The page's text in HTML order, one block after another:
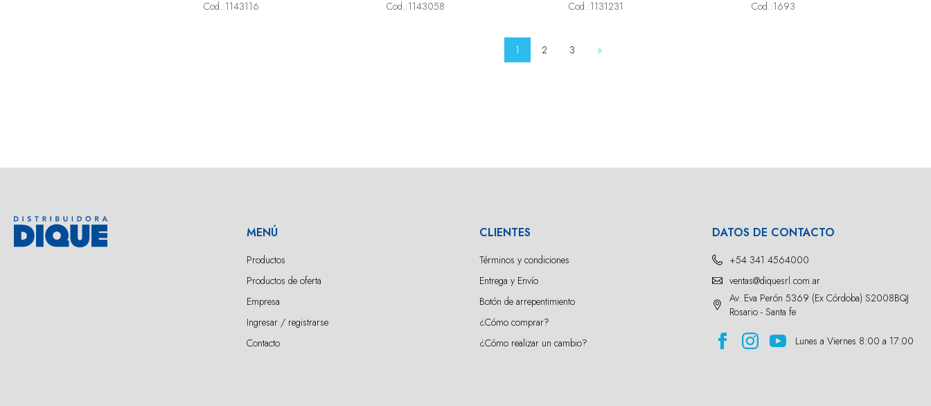
Cod.:1143116
Cod.:1143058
Cod.:1131231
Cod.:1693
1 2 3 »
MENÚ
Productos
Productos de oferta
Empresa
Ingresar / registrarse
Contacto
CLIENTES
Términos y condiciones
Entrega y Envío
Botón de arrepentimiento
¿Cómo comprar?
¿Cómo realizar un cambio?
DATOS DE CONTACTO
+54 341 4564000
ventas@diquesrl.com.ar
Av. Eva Perón 5369 (Ex Córdoba) S2008BQJ
Rosario - Santa fe
Lunes a Viernes 8:00 a 17:00